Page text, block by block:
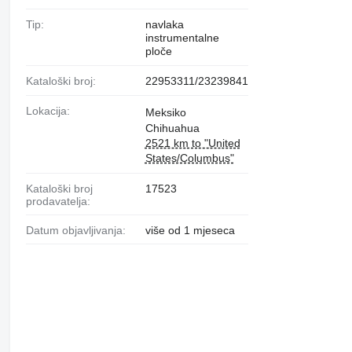
Tip:
navlaka
instrumentalne
ploče
Kataloški broj: 22953311/23239841
Lokacija:
Meksiko
Chihuahua
2521 km to "United
States/Columbus"
Kataloški broj
prodavatelja:
17523
Datum objavljivanja: više od 1 mjeseca